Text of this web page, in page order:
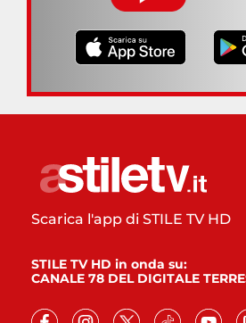
Scarica l'app di STILE TV HD
STILE TV HD in onda su:
CANALE 78 DEL DIGITALE